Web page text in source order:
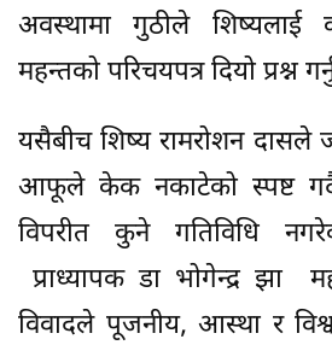
अवस्थामा गुठीले शिष्यलाई
महन्तको परिचयपत्र दियो प्रश्न
यसैबीच शिष्य रामरोशन दासले
आफूले केक नकाटेको स्पष्ट गर्दै
विपरीत कुने गतिविधि
प्राध्यापक डा भोगेन्द्र झा
विवादले पूजनीय, आस्था र